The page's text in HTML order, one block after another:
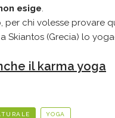
esige.
per chi volesse provare
Skiantos (Grecia) lo
il karma yoga
YOGA